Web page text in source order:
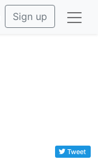
Sign up
Tweet